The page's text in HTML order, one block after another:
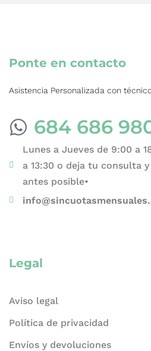
Ponte en contacto
Asistencia Personalizada con
684 686
Lunes a Jueves de 9:00 a
a 13:30 o deja tu consulta
antes posible•
Legal
Aviso legal
Política de privacidad
Envíos y devoluciones